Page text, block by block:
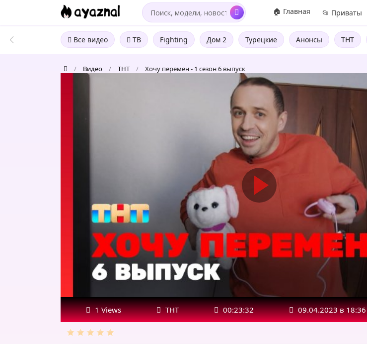
🏠 Главная 📂 Приваты
Все видео ТВ Fighting Дом 2 Турецкие Анонсы ТНТ
/ Видео / ТНТ / Хочу перемен - 1 сезон 6 выпуск
1 Views ТНТ 00:23:32 09.04.2023 в 18:36